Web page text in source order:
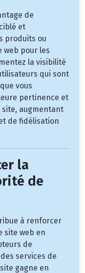
de
et
produits ou
web pour les
la visibilité
qui sont
vous
pertinence et
augmentant
de fidélisation
la
de
à renforcer
site web en
de
services de
gagne en